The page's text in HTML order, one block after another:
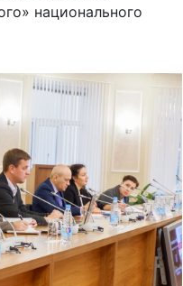
национального